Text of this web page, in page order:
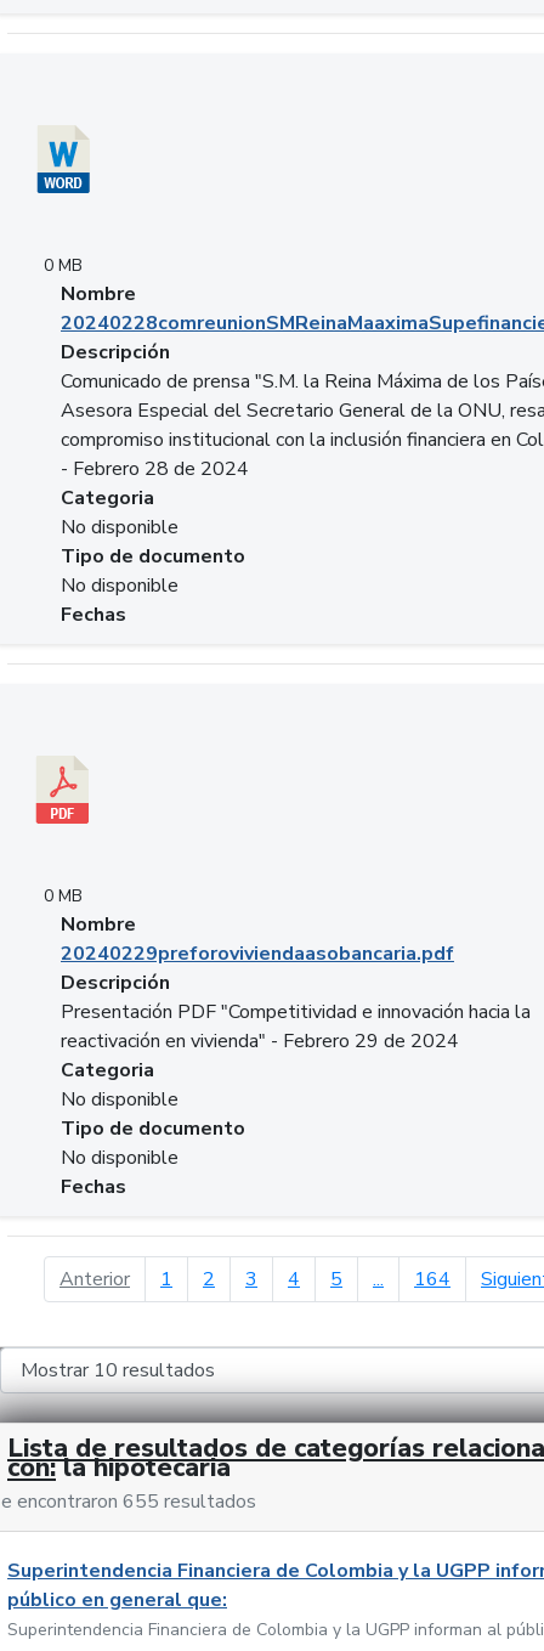
0 MB
Nombre
Descripción
Comunicado de prensa "S.M. la Reina Máxima de los
Asesora Especial del Secretario General de la ONU,
compromiso institucional con la inclusión financiera en
- Febrero 28 de 2024
Categoria
No disponible
Tipo de documento
No disponible
Fechas
0 MB
Nombre
20240229preforoviviendaasobancaria.pdf
Descripción
Presentación PDF "Competitividad e innovación hacia la
reactivación en vivienda" - Febrero 29 de 2024
Categoria
No disponible
Tipo de documento
No disponible
Fechas
Anteriorpágina anterior
1 2 3 4 5 ... 164
Lista de resultados de categorías
con: la hipotecaria
encontraron 655 resultados
Superintendencia Financiera de Colombia y la UGPP
público en general que:
Superintendencia Financiera de Colombia y la UGPP informan al